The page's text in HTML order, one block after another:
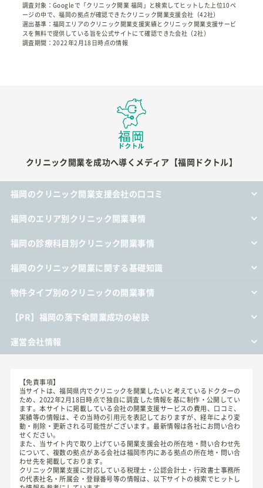
調査対象：Googleで「クリニック開業 福岡」と検索してヒットした上位10ペ
ージの中で、福岡の拠点が確認できたクリニック開業支援会社（42社）
選出基準：福岡エリアのクリニック開業支援実績とクリニック開業支援サービ
スを無料で提供している旨を公式サイトにて確認できた会社（2社）
調査期間：2022年2月18日時点の情報
クリニック開業を成功へ導くメディア【福岡ドクトル】
福岡のクリニック開業支援会社の口コミ
福岡のエリア別クリニック開業事情
福岡の診療科目別クリニック開業事情
福岡のクリニック開業に関する基礎知識
物件タイプ別のクリニックの開業事情
【PR】福岡の落下傘開業成功の秘訣
運営会社情報
【免責事項】
当サイトは、福岡県内でクリニックを開業したいと考えているドクターの
ため、2022年2月18日時点で独自に調査した情報を基に制作・公開してい
ます。本サイトに掲載している会社の開業支援サービスの費用、口コミ、
実績等の情報は、その当時の引用元を表記しておりますが、経年により変
動・削除・更新される可能性がございます。最新情報は各社にお問い合わ
せください。
また、当サイト内で取り上げている開業支援会社の所在地・問い合わせ先
について、複数の拠点がある会社は福岡市内にある拠点の所在地・問い合
わせ先を掲載しております。
クリニック開業支援に対応している税理士・公認会計士・行政書士事務所
の代表社名・所属会・登録番号等の情報は、以下サイトの検索でヒットし